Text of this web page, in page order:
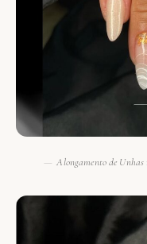
Alongamento de